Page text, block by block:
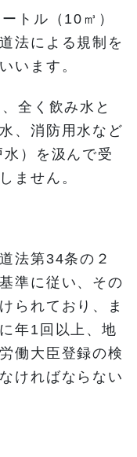
トル（10㎥）
法による規制を
います。
全く飲み水と
、消防用水など
）を汲んで受
ません。
法第34条の２
準に従い、その
られており、ま
年1回以上、地
働大臣登録の検
ければならない